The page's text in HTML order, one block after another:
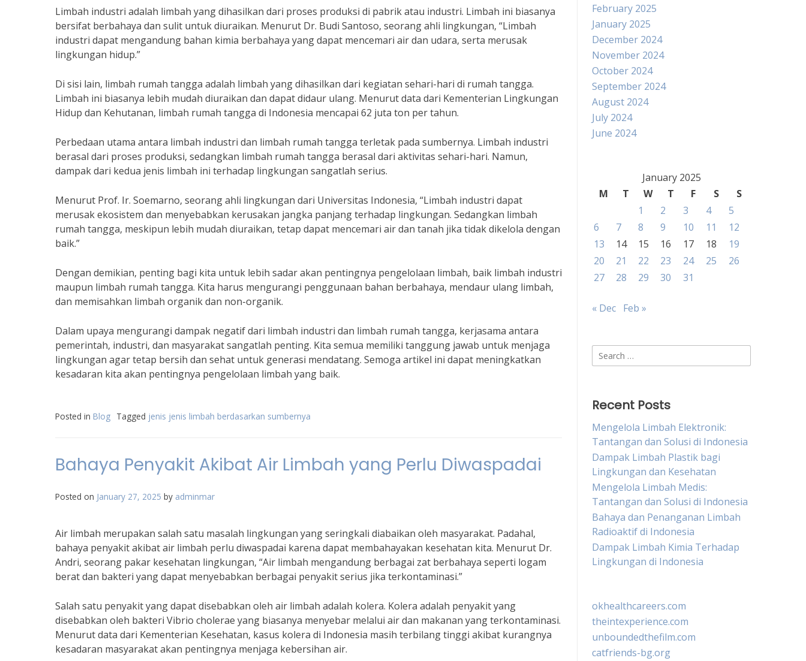
Limbah industri adalah limbah yang dihasilkan dari proses produksi di pabrik atau industri. Limbah ini biasanya
bersifat berbahaya dan sulit untuk diuraikan. Menurut Dr. Budi Santoso, seorang ahli lingkungan, “Limbah
industri dapat mengandung bahan kimia berbahaya yang dapat mencemari air dan udara, serta merusak
lingkungan hidup.”
Di sisi lain, limbah rumah tangga adalah limbah yang dihasilkan dari kegiatan sehari-hari di rumah tangga.
Limbah ini biasanya lebih mudah diuraikan dan dapat didaur ulang. Menurut data dari Kementerian Lingkungan
Hidup dan Kehutanan, limbah rumah tangga di Indonesia mencapai 62 juta ton per tahun.
Perbedaan utama antara limbah industri dan limbah rumah tangga terletak pada sumbernya. Limbah industri
berasal dari proses produksi, sedangkan limbah rumah tangga berasal dari aktivitas sehari-hari. Namun,
dampak dari kedua jenis limbah ini terhadap lingkungan sangatlah serius.
Menurut Prof. Ir. Soemarno, seorang ahli lingkungan dari Universitas Indonesia, “Limbah industri dapat
merusak ekosistem dan menyebabkan kerusakan jangka panjang terhadap lingkungan. Sedangkan limbah
rumah tangga, meskipun lebih mudah diuraikan, tetap dapat mencemari air dan tanah jika tidak dikelola dengan
baik.”
Dengan demikian, penting bagi kita untuk lebih sadar akan pentingnya pengelolaan limbah, baik limbah industri
maupun limbah rumah tangga. Kita harus mengurangi penggunaan bahan berbahaya, mendaur ulang limbah,
dan memisahkan limbah organik dan non-organik.
Dalam upaya mengurangi dampak negatif dari limbah industri dan limbah rumah tangga, kerjasama antara
pemerintah, industri, dan masyarakat sangatlah penting. Kita semua memiliki tanggung jawab untuk menjaga
lingkungan agar tetap bersih dan sehat untuk generasi mendatang. Semoga artikel ini dapat meningkatkan
kesadaran kita akan pentingnya pengelolaan limbah yang baik.
Posted in Blog Tagged jenis jenis limbah berdasarkan sumbernya
Bahaya Penyakit Akibat Air Limbah yang Perlu Diwaspadai
Posted on January 27, 2025 by adminmar
Air limbah merupakan salah satu masalah lingkungan yang seringkali diabaikan oleh masyarakat. Padahal,
bahaya penyakit akibat air limbah perlu diwaspadai karena dapat membahayakan kesehatan kita. Menurut Dr.
Andri, seorang pakar kesehatan lingkungan, “Air limbah mengandung berbagai zat berbahaya seperti logam
berat dan bakteri yang dapat menyebabkan berbagai penyakit serius jika terkontaminasi.”
Salah satu penyakit yang dapat disebabkan oleh air limbah adalah kolera. Kolera adalah penyakit yang
disebabkan oleh bakteri Vibrio cholerae yang biasanya menyebar melalui air dan makanan yang terkontaminasi.
Menurut data dari Kementerian Kesehatan, kasus kolera di Indonesia masih terbilang tinggi akibat kurangnya
kesadaran masyarakat akan pentingnya menjaga kebersihan air.
February 2025
January 2025
December 2024
November 2024
October 2024
September 2024
August 2024
July 2024
June 2024
January 2025
M
T W T F S
S
1
2 3 4
5
6
7 8 9 10 11
12
13
14 15 16 17 18
19
20
21 22 23 24 25
26
27
28 29 30 31
« Dec Feb »
Search
for:
Recent Posts
Mengelola Limbah Elektronik:
Tantangan dan Solusi di Indonesia
Dampak Limbah Plastik bagi
Lingkungan dan Kesehatan
Mengelola Limbah Medis:
Tantangan dan Solusi di Indonesia
Bahaya dan Penanganan Limbah
Radioaktif di Indonesia
Dampak Limbah Kimia Terhadap
Lingkungan di Indonesia
okhealthcareers.com
theintexperience.com
unboundedthefilm.com
catfriends-bg.org